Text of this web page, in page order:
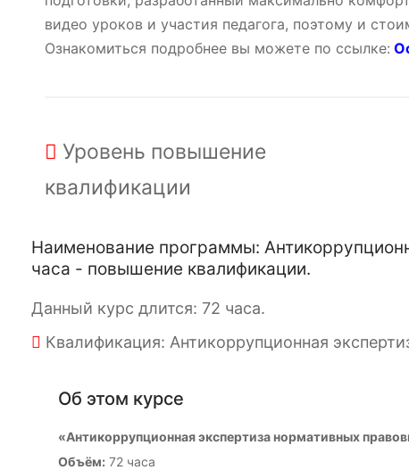
видео уроков и участия педагога, поэтому и
Ознакомиться подробнее вы можете по ссылке:
Уровень повышение
квалификации
Наименование программы:
часа - повышение квалификации.
Данный курс длится: 72 часа.
Квалификация: Антикоррупционная
Об этом курсе
«Антикоррупционнаяэкспертиза нормативных
Объём: 72 часа